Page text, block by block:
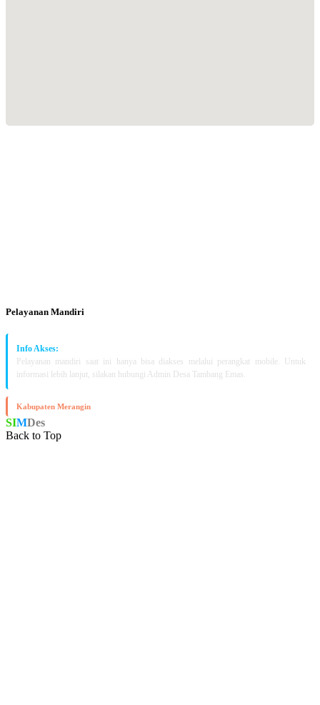
25/02/2020 |JUARNO
Pelayanan Mandiri
Info Akses:
Pelayanan mandiri saat ini hanya bisa diakses melalui perangkat mobile. Untuk
informasi lebih lanjut, silakan hubungi Admin Desa Tambang Emas.
Kabupaten Merangin
SIMDes
Back to Top